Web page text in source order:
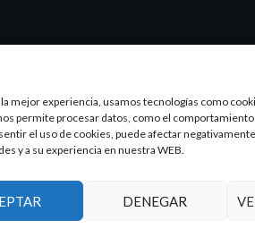
mejor experiencia, usamos tecnologías como
permite procesar datos, como el
el uso de cookies, puede afectar
y a su experiencia en nuestra WEB.
DENEGAR